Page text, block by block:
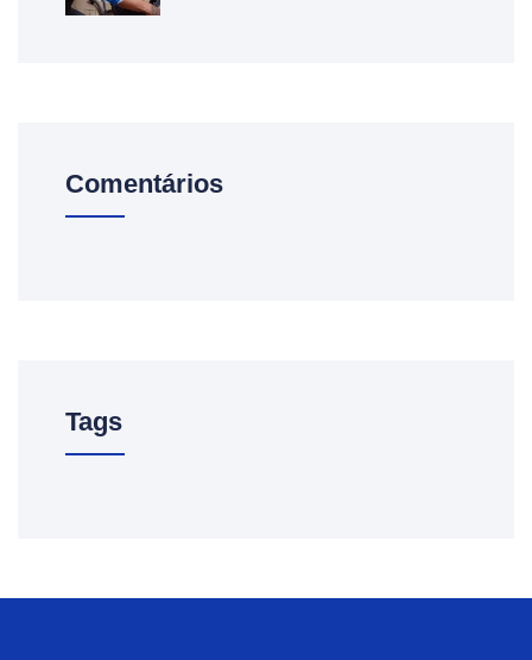
Comentários
Tags